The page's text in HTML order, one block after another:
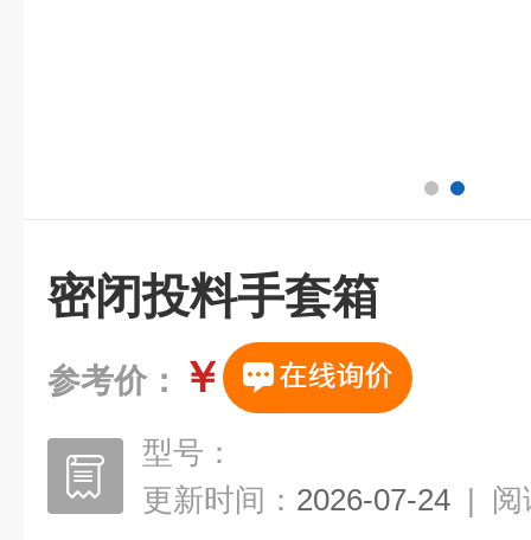
密闭投料手套箱
参考价： ￥
型号：
更新时间： 2026-07-24 | 阅